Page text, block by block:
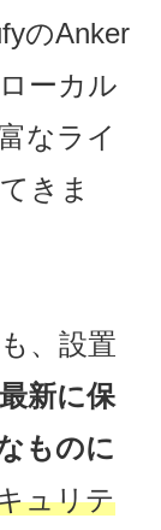
のAnker
ーカル
なライ
きま
、設置
新に保
ものに
ュリテ